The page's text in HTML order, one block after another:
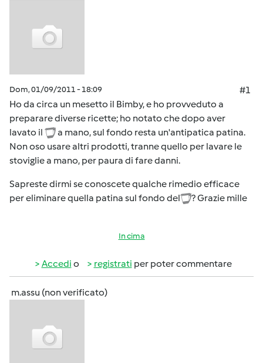
Dom, 01/09/2011 - 18:09
#1
Ho da circa un mesetto il Bimby, e ho provveduto a
preparare diverse ricette; ho notato che dopo aver
lavato il
a mano, sul fondo resta un'antipatica patina.
Non oso usare altri prodotti, tranne quello per lavare le
stoviglie a mano, per paura di fare danni.
Sapreste dirmi se conoscete qualche rimedio efficace
per eliminare quella patina sul fondo del
? Grazie mille
In cima
Accedi o registrati per poter commentare
m.assu (non verificato)